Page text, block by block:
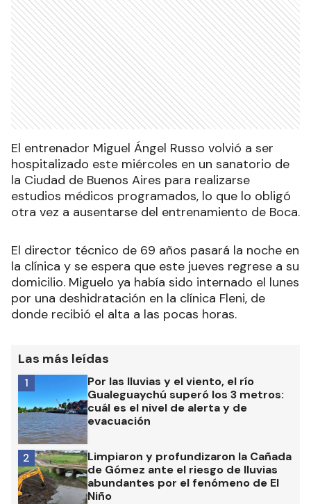
El entrenador Miguel Ángel Russo volvió a ser
hospitalizado este miércoles en un sanatorio de
la Ciudad de Buenos Aires para realizarse
estudios médicos programados, lo que lo obligó
otra vez a ausentarse del entrenamiento de Boca.
El director técnico de 69 años pasará la noche en
la clínica y se espera que este jueves regrese a su
domicilio. Miguelo ya había sido internado el lunes
por una deshidratación en la clínica Fleni, de
donde recibió el alta a las pocas horas.
Las más leídas
Por las lluvias y el viento, el río
Gualeguaychú superó los 3 metros:
cuál es el nivel de alerta y de
evacuación
1
Limpiaron y profundizaron la Cañada
de Gómez ante el riesgo de lluvias
abundantes por el fenómeno de El
Niño
2